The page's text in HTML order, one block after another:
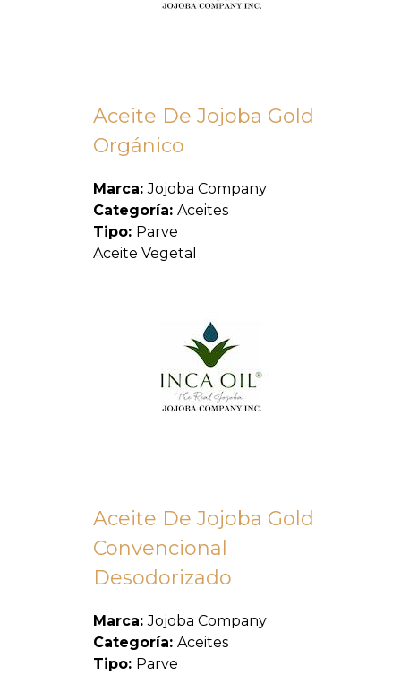
Aceite De Jojoba Gold
Orgánico
Marca:Jojoba Company
Categoría: Aceites
Tipo: Parve
Aceite Vegetal
Aceite De Jojoba Gold
Convencional
Desodorizado
Marca:Jojoba Company
Categoría: Aceites
Tipo: Parve